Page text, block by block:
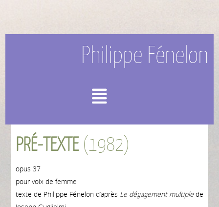
Philippe Fénelon
PRÉ-TEXTE(1982)
opus 37
pour voix de femme
texte de Philippe Fénelon d’après Le dégagement multiple de